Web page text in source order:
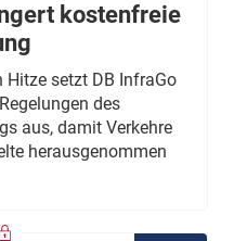
kostenfreie
Hitze setzt DB InfraGo
des
aus, damit Verkehre
herausgenommen